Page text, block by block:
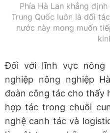
Phía Hà Lan khẳng
Trung Quốc luôn là đối
nước này mong muốn
Đối với lĩnh vực nông
nghiệp nông nghiệp
đoàn công tác cho thấy
hợp tác trong chuỗi
nghệ canh tác và